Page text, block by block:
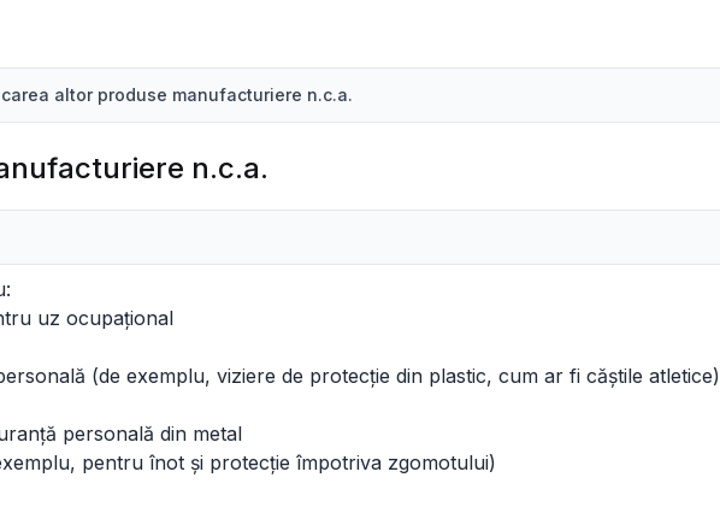
altor produse manufacturiere n.c.a.
n.c.a.
uz ocupațional
(de exemplu, viziere de protecție din plastic, cum ar fi căștile atletice)
personală din metal
pentru înot și protecție împotriva zgomotului)